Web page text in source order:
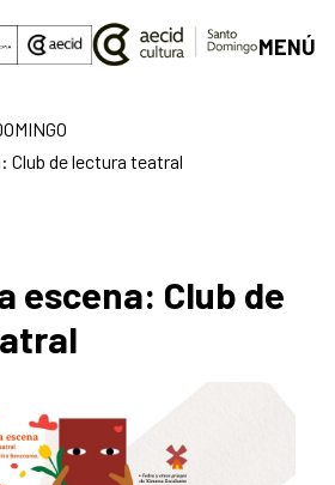
MENÚ
Club de lectura teatral
escena: Club de